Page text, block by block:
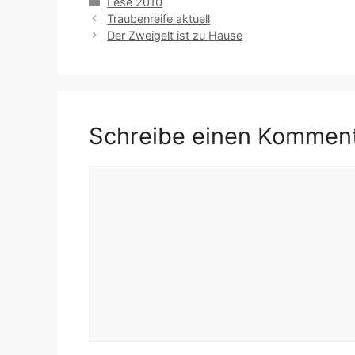
Traubenreife aktuell
Der Zweigelt ist zu Hause
Schreibe einen